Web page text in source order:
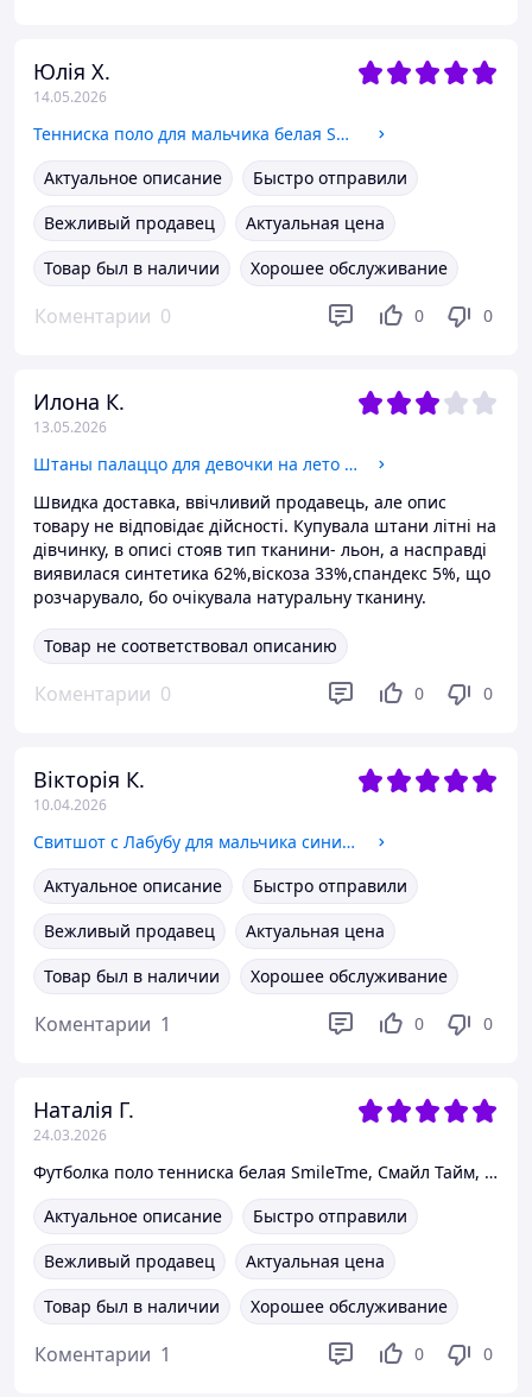
Юлія Х.
14.05.2026
Тенниска поло для мальчика белая SmileTme Смайл Тайм Classic 146
Актуальное описание
Быстро отправили
Вежливый продавец
Актуальная цена
Товар был в наличии
Хорошее обслуживание
Коментарии 0 0 0
Илона К.
13.05.2026
Штаны палаццо для девочки на лето легкие синие Смаил Тайм SmileTime Freedom
Швидка доставка, ввічливий продавець, але опис
товару не відповідає дійсності. Купувала штани літні на
дівчинку, в описі стояв тип тканини- льон, а насправді
виявилася синтетика 62%,віскоза 33%,спандекс 5%, що
розчарувало, бо очікувала натуральну тканину.
Товар не соответствовал описанию
Коментарии 0 0 0
Вікторія К.
10.04.2026
Свитшот с Лабубу для мальчика синий Смайл Тайм Chr.Labuba in a sweater Smile Time 146
Актуальное описание
Быстро отправили
Вежливый продавец
Актуальная цена
Товар был в наличии
Хорошее обслуживание
Коментарии 1 0 0
Наталія Г.
24.03.2026
Футболка поло тенниска белая SmileTme, Смайл Тайм, Classic 140
Актуальное описание
Быстро отправили
Вежливый продавец
Актуальная цена
Товар был в наличии
Хорошее обслуживание
Коментарии 1 0 0